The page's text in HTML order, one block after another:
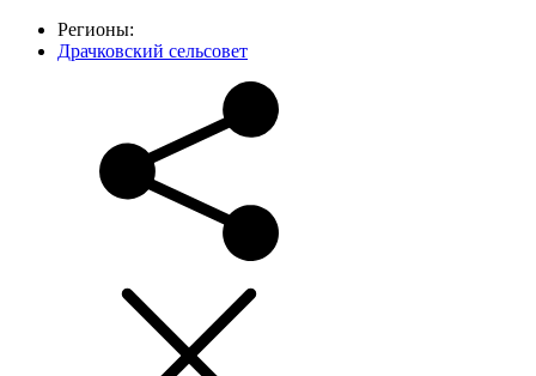
Регионы:
Драчковский сельсовет